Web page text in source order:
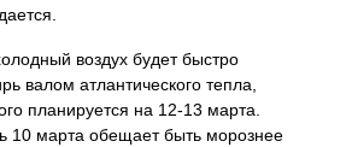
воздух будет быстро
валом атлантического тепла,
планируется на 12-13 марта.
10 марта обещает быть морознее